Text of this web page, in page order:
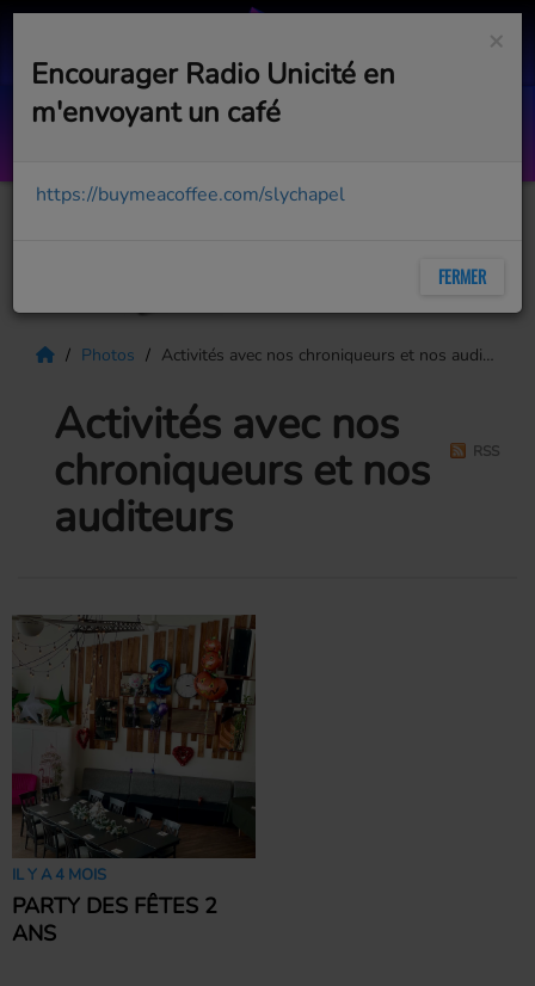
What I Want (feat. Tate McRae)
Photos Activités avec nos chroniqueurs et nos auditeurs
Activités avec nos
chroniqueurs et nos
auditeurs
RSS
IL Y A 4 MOIS
PARTY DES FÊTES 2
ANS
×
Encourager Radio Unicité en
m'envoyant un café
https://buymeacoffee.com/slychapel
FERMER